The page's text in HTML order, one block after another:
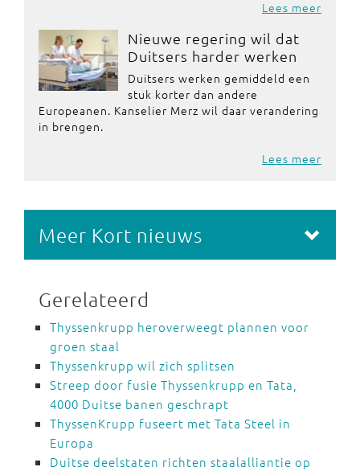
Lees meer
Nieuwe regering wil dat
Duitsers harder werken
Duitsers werken gemiddeld een
stuk korter dan andere
Europeanen. Kanselier Merz wil daar verandering
in brengen.
Lees meer
Meer Kort nieuws
Gerelateerd
Thyssenkrupp heroverweegt plannen voor
groen staal
Thyssenkrupp wil zich splitsen
Streep door fusie Thyssenkrupp en Tata,
4000 Duitse banen geschrapt
ThyssenKrupp fuseert met Tata Steel in
Europa
Duitse deelstaten richten staalalliantie op